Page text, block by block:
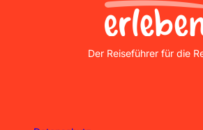
Nordhessen Erleben
Der Reiseführer für die